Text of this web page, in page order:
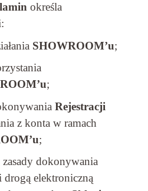
określa
SHOWROOM’u;
;
Rejestracji
z konta w ramach
;
dokonywania
drogą elektroniczną